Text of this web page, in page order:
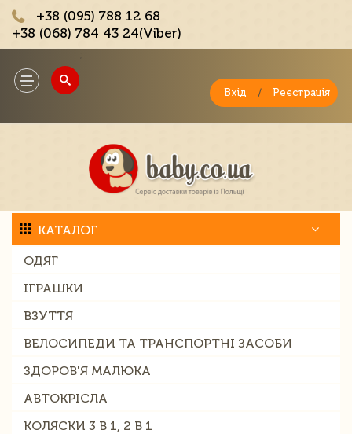
+38 (095) 788 12 68
+38 (068) 784 43 24(Viber)
Toggle
navigation
Вхід / Реєстрація
КАТАЛОГ
ОДЯГ
ІГРАШКИ
ВЗУТТЯ
ВЕЛОСИПЕДИ ТА ТРАНСПОРТНІ ЗАСОБИ
ЗДОРОВ'Я МАЛЮКА
АВТОКРІСЛА
КОЛЯСКИ 3 В 1, 2 В 1